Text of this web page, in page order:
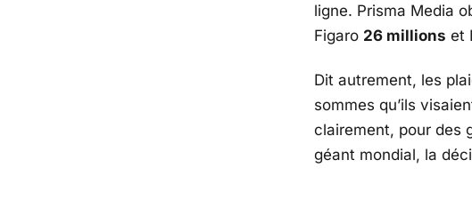
ligne. Prisma Media
Figaro 26 millions et
Dit autrement, les
sommes qu’ils
clairement, pour des
géant mondial, la